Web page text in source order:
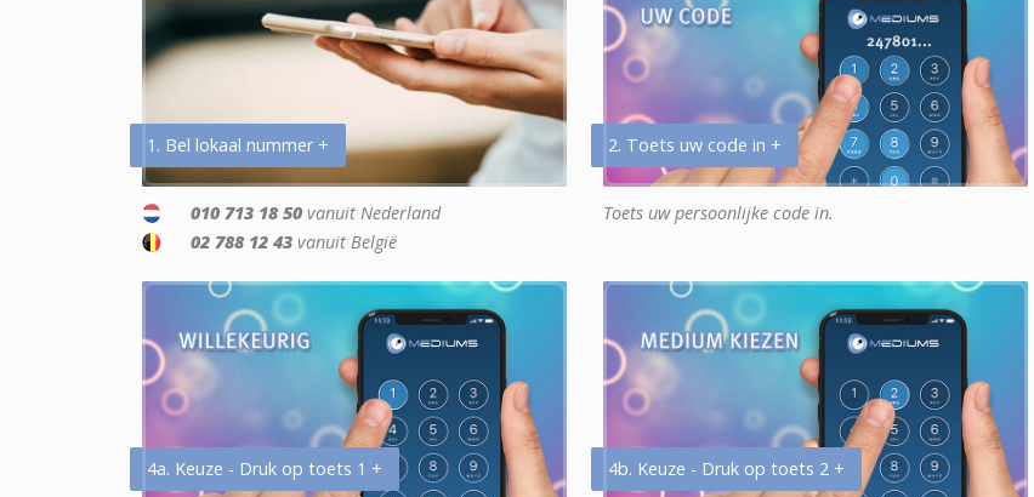
1. Bel lokaal nummer +
010 713 18 50 vanuit Nederland
02 788 12 43 vanuit België
2. Toets uw code in +
Toets uw persoonlijke code in.
4a. Keuze - Druk op toets 1 + 4b. Keuze - Druk op toets 2 +